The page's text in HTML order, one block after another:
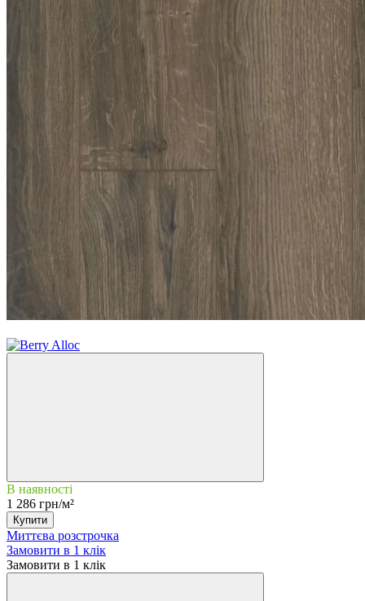
В наявності
1 286 грн/м²
Купити
Миттєва розстрочка
Замовити в 1 клік
Замовити в 1 клік